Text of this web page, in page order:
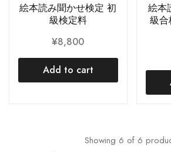
絵本読み聞かせ検定 初
級検定料
¥8,800
Add to cart
絵本
級
Showing 6 of 6